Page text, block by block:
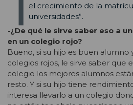
el crecimiento de la
universidades”.
-¿De qué le sirve saber eso a
en un colegio rojo?
Bueno, si su hijo es buen alumno
colegios rojos, le sirve saber que
colegio los mejores alumnos
resto. Y si su hijo tiene
interesa llevarlo a un colegio